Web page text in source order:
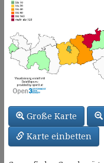
Große Karte
Karte einbetten